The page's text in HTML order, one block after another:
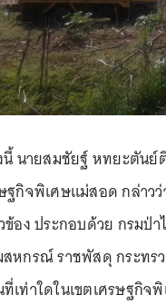
นี้ นายสมชัยฐ์ หทยะตันย์
ฐกิจพิเศษแม่สอด กล่าว
ข้อง ประกอบด้วย กรมป่
หกรณ์ ราชพัสดุ กระทร
เท่าใดในเขตเศรษฐกิ